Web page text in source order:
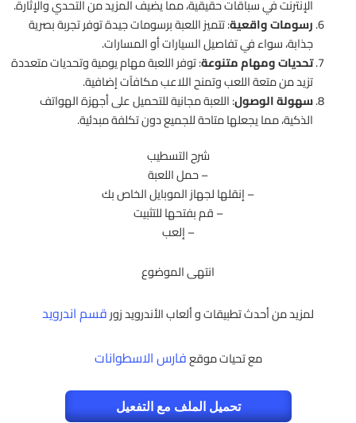
الإنترنت في سباقات حقيقية، مما يضيف المزيد من التحدي والإثارة.
رسومات واقعية: تتميز اللعبة برسومات جيدة توفر تجربة بصرية
جذابة، سواء في تفاصيل السيارات أو المسارات.
تحديات ومهام متنوعة: توفر اللعبة مهام يومية وتحديات متعددة
تزيد من متعة اللعب وتمنح اللاعب مكافآت إضافية.
سهولة الوصول: اللعبة مجانية للتحميل على أجهزة الهواتف
الذكية، مما يجعلها متاحة للجميع دون تكلفة مبدئية.
شرح التسطيب
– حمل اللعبة
– إنقلها لجهاز الموبايل الخاص بك
– قم بفتحها للتثبيت
– إلعب
انتهى الموضوع
لمزيد من أحدث تطبيقات و ألعاب الأندرويد زورقسم اندرويد
مع تحيات موقعفارس الاسطوانات
تحميل الملف مع التفعيل